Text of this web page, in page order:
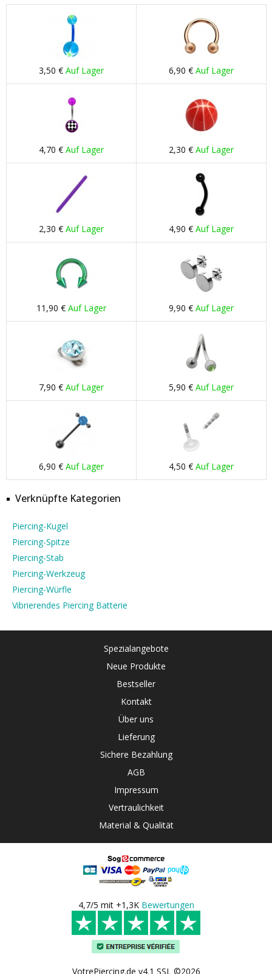
3,50 € Auf Lager 6,90 € Auf Lager
4,70 € Auf Lager 2,30 € Auf Lager
2,30 € Auf Lager 4,90 € Auf Lager
11,90 € Auf Lager 9,90 € Auf Lager
7,90 € Auf Lager 5,90 € Auf Lager
6,90 € Auf Lager 4,50 € Auf Lager
Verknüpfte Kategorien
Piercing-Kugel
Piercing-Spitze
Piercing-Stab
Piercing-Werkzeug
Piercing-Würfle
Vibrierendes Piercing Batterie
Spezialangebote
Neue Produkte
Bestseller
Kontakt
Über uns
Lieferung
Sichere Bezahlung
AGB
Impressum
Vertraulichkeit
Material & Qualität
4,7/5 mit +1,3K Bewertungen
VotrePiercing.de v4.1 SSL ©2026